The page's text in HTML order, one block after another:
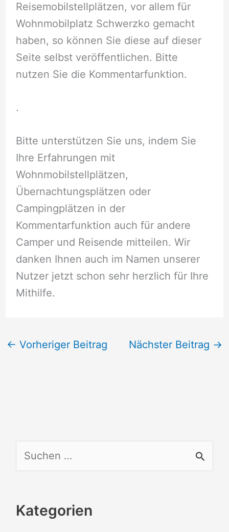
Reisemobilstellplätzen, vor allem für
Wohnmobilplatz Schwerzko gemacht
haben, so können Sie diese auf dieser
Seite selbst veröffentlichen. Bitte
nutzen Sie die Kommentarfunktion.
.
Bitte unterstützen Sie uns, indem Sie
Ihre Erfahrungen mit
Wohnmobilstellplätzen,
Übernachtungsplätzen oder
Campingplätzen in der
Kommentarfunktion auch für andere
Camper und Reisende mitteilen. Wir
danken Ihnen auch im Namen unserer
Nutzer jetzt schon sehr herzlich für Ihre
Mithilfe.
← Vorheriger Beitrag Nächster Beitrag →
u
h
Kategorien